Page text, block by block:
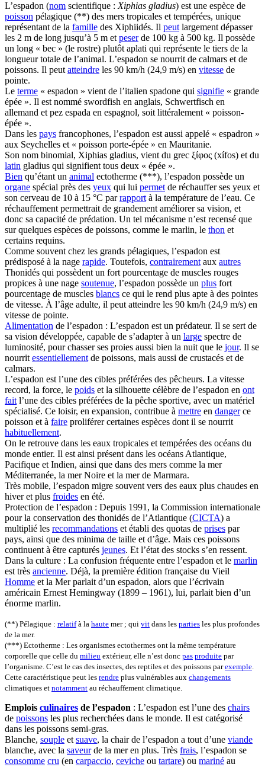
L’espadon (nom scientifique : Xiphias gladius) est une espèce de
poisson pélagique (**) des mers tropicales et tempérées, unique
représentant de la famille des Xiphiidés. Il peut largement dépasser
les 2 m de long jusqu’à 5 m et peserde 100 kg à 500 kg. Il possède
un long « bec » (le rostre) plutôt aplati qui représente le tiers de la
longueur totale de l’animal. L’espadon se nourrit de calmars et de
poissons. Il peut atteindre les 90 km/h (24,9 m/s) en vitesse de
pointe.
Le terme « espadon » vient de l’italien spadone qui signifie « grande
épée ». Il est nommé swordfish en anglais, Schwertfisch en
allemand et pez espada en espagnol, soit littéralement « poisson-
épée ».
Dans les pays francophones, l’espadon est aussi appelé « espadron »
aux Seychelles et « poisson porte-épée » en Mauritanie.
Son nom binomial, Xiphias gladius, vient du grec ξίφος (xífos) et du
latin gladius qui signifient tous deux « épée ».
Bien qu’étant un animal ectotherme (***), l’espadon possède un
organe spécial près des yeux qui lui permet de réchauffer ses yeux et
son cerveau de 10 à 15 °C parrapport à la température de l’eau. Ce
réchauffement permettrait de grandement améliorer sa vision, et
donc sa capacité de prédation. Un tel mécanisme n’est recensé que
sur quelques espèces de poissons, comme le marlin, le thon et
certains requins.
Comme souvent chez les grands pélagiques, l’espadon est
prédisposé à la nage rapide. Toutefois, contrairement aux autres
Thonidés qui possèdent un fort pourcentage de muscles rouges
propices à une nage soutenue, l’espadon possède un plus fort
pourcentage de muscles blancs ce qui le rend plus apte à des pointes
de vitesse. À l’âge adulte, il peut atteindre les 90 km/h (24,9 m/s) en
vitesse de pointe.
Alimentation de l’espadon : L’espadon est un prédateur. Il se sert de
sa vision développée, capable de s’adapter à un large spectre de
luminosité, pour chasser ses proies aussi bien la nuit que le jour. Il se
nourrit essentiellement de poissons, mais aussi de crustacés et de
calmars.
L’espadon est l’une des cibles préférées des pêcheurs. La vitesse
record, la force, le poids et la silhouette célèbre de l’espadon en ont
fait l’une des cibles préférées de la pêche sportive, avec un matériel
spécialisé. Ce loisir, en expansion, contribue à mettre en dangerce
poisson et à faire proliférer certaines espèces dont il se nourrit
habituellement.
On le retrouve dans les eaux tropicales et tempérées des océans du
monde entier. Il est ainsi présent dans les océans Atlantique,
Pacifique et Indien, ainsi que dans des mers comme la mer
Méditerranée, la mer Noire et la mer de Marmara.
Très mobile, l’espadon migre souvent vers des eaux plus chaudes en
hiver et plus froides en été.
Protection de l’espadon : Depuis 1991, la Commission internationale
pour la conservation des thonidés de l’Atlantique (CICTA) a
multiplié les recommandations et établi des quotas de prises par
pays, ainsi que des minima de taille et d’âge. Mais ces poissons
continuent à être capturés jeunes. Et l’état des stocks s’en ressent.
Dans la culture : La confusion fréquente entre l’espadon et le marlin
est très ancienne. Déjà, la première édition française du Vieil
Homme et la Mer parlait d’un espadon, alors que l’écrivain
américain Ernest Hemingway (1899 – 1961), lui, parlait bien d’un
énorme marlin.
(**) Pélagique : relatifà la haute mer ; qui vit dans les parties les plus profondes
de la mer.
(***) Ectotherme : Les organismes ectothermes ont la même température
corporelle que celle du milieu extérieur, elle n’est donc pas produite par
l’organisme. C’est le cas des insectes, des reptiles et des poissons parexemple.
Cette caractéristique peut les rendre plus vulnérables aux changements
climatiques et notamment au réchauffement climatique.
Emplois culinaires de l’espadon : L’espadon est l’une des chairs
de poissons les plus recherchées dans le monde. Il est catégorisé
dans les poissons semi-gras.
Blanche, souple et suave, la chair de l’espadon a tout d’une viande
blanche, avec la saveurde la mer en plus. Très frais, l’espadon se
consomme cru (en carpaccio, ceviche ou tartare) ou mariné au